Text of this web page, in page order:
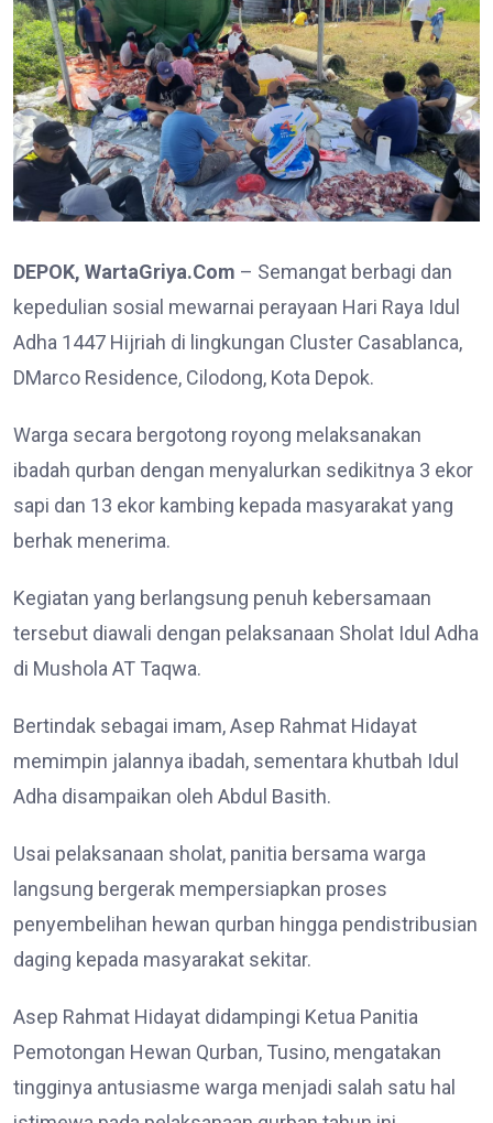
DEPOK, WartaGriya.Com – Semangat berbagi dan
kepedulian sosial mewarnai perayaan Hari Raya Idul
Adha 1447 Hijriah di lingkungan Cluster Casablanca,
DMarco Residence, Cilodong, Kota Depok.
Warga secara bergotong royong melaksanakan
ibadah qurban dengan menyalurkan sedikitnya 3 ekor
sapi dan 13 ekor kambing kepada masyarakat yang
berhak menerima.
Kegiatan yang berlangsung penuh kebersamaan
tersebut diawali dengan pelaksanaan Sholat Idul Adha
di Mushola AT Taqwa.
Bertindak sebagai imam, Asep Rahmat Hidayat
memimpin jalannya ibadah, sementara khutbah Idul
Adha disampaikan oleh Abdul Basith.
Usai pelaksanaan sholat, panitia bersama warga
langsung bergerak mempersiapkan proses
penyembelihan hewan qurban hingga pendistribusian
daging kepada masyarakat sekitar.
Asep Rahmat Hidayat didampingi Ketua Panitia
Pemotongan Hewan Qurban, Tusino, mengatakan
tingginya antusiasme warga menjadi salah satu hal